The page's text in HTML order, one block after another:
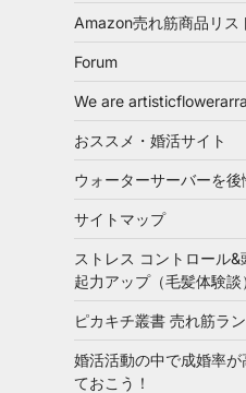
Amazon売れ筋商品リス
Forum
We are
おススメ・婚活サイト
ウォーターサーバーを後
サイトマップ
ストレス コントロール
起力アップ（毛髪体験談
ピカキチ叢書 売れ筋ラ
婚活活動の中で成婚率
ておこう！